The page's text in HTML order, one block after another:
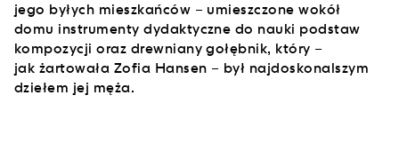
jego byłych mieszkańców – umieszczone wokół
domu instrumenty dydaktyczne do nauki podstaw
kompozycji oraz drewniany gołębnik, który –
jak żartowała Zofia Hansen – był najdoskonalszym
dziełem jej męża.